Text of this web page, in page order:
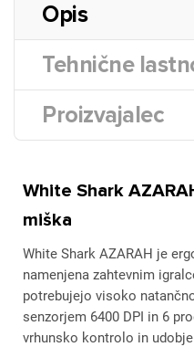
Opis
Tehnične
Proizvajalec
White Shark
miška
White Shark AZARAH je
namenjena zahtevnim
potrebujejo visoko
senzorjem 6400 DPI in 6
vrhunsko kontrolo in